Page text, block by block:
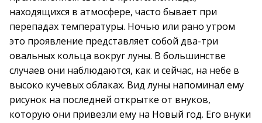
находящихся в атмосфере, часто бывает при
перепадах температуры. Ночью или рано утром
это проявление представляет собой два-три
овальных кольца вокруг луны. В большинстве
случаев они наблюдаются, как и сейчас, на небе в
высоко кучевых облаках. Вид луны напоминал ему
рисунок на последней открытке от внуков,
которую они привезли ему на Новый год. Его внуки